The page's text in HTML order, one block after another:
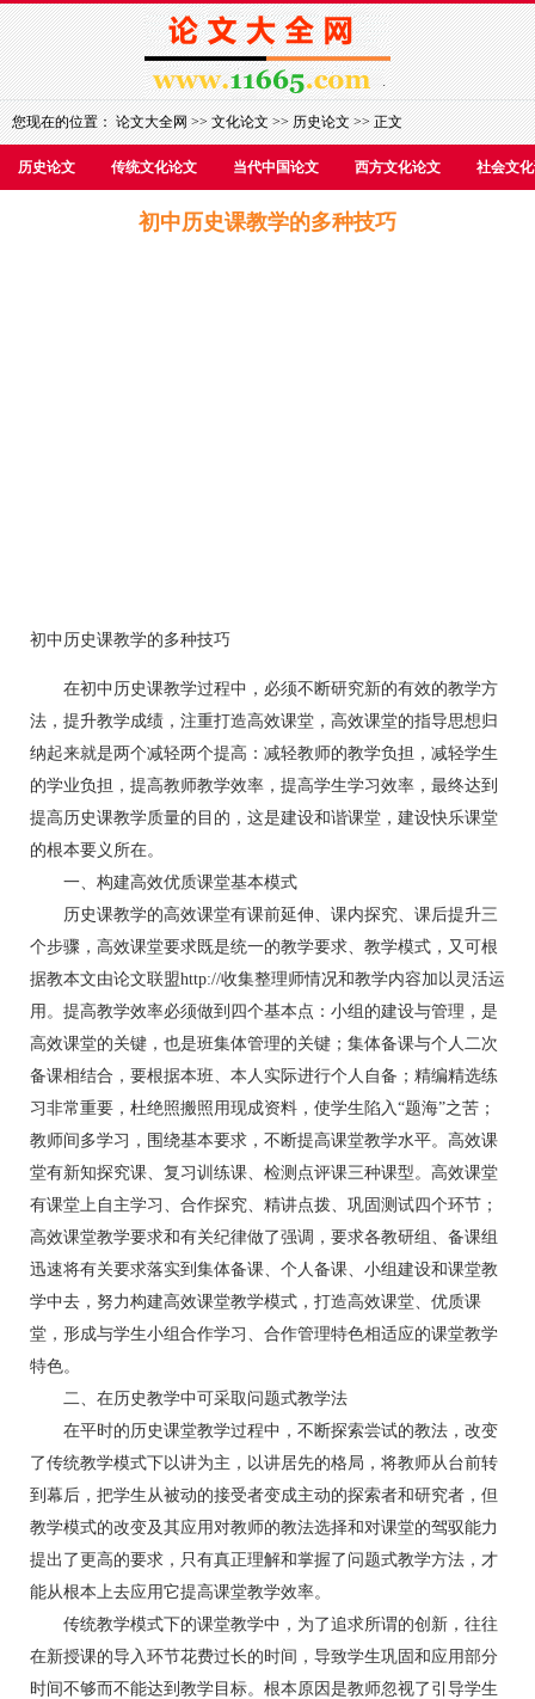
您现在的位置：论文大全网>>文化论文>>历史论文>> 正文
历史论文 传统文化论文 当代中国论文 西方文化论文 社会文
初中历史课教学的多种技巧
初中历史课教学的多种技巧
在初中历史课教学过程中，必须不断研究新的有效的教学方
法，提升教学成绩，注重打造高效课堂，高效课堂的指导思想归
纳起来就是两个减轻两个提高：减轻教师的教学负担，减轻学生
的学业负担，提高教师教学效率，提高学生学习效率，最终达到
提高历史课教学质量的目的，这是建设和谐课堂，建设快乐课堂
的根本要义所在。
一、构建高效优质课堂基本模式
历史课教学的高效课堂有课前延伸、课内探究、课后提升三
个步骤，高效课堂要求既是统一的教学要求、教学模式，又可根
据教本文由论文联盟http://收集整理师情况和教学内容加以灵活运
用。提高教学效率必须做到四个基本点：小组的建设与管理，是
高效课堂的关键，也是班集体管理的关键；集体备课与个人二次
备课相结合，要根据本班、本人实际进行个人自备；精编精选练
习非常重要，杜绝照搬照用现成资料，使学生陷入“题海”之苦；
教师间多学习，围绕基本要求，不断提高课堂教学水平。高效课
堂有新知探究课、复习训练课、检测点评课三种课型。高效课堂
有课堂上自主学习、合作探究、精讲点拨、巩固测试四个环节；
高效课堂教学要求和有关纪律做了强调，要求各教研组、备课组
迅速将有关要求落实到集体备课、个人备课、小组建设和课堂教
学中去，努力构建高效课堂教学模式，打造高效课堂、优质课
堂，形成与学生小组合作学习、合作管理特色相适应的课堂教学
特色。
二、在历史教学中可采取问题式教学法
在平时的历史课堂教学过程中，不断探索尝试的教法，改变
了传统教学模式下以讲为主，以讲居先的格局，将教师从台前转
到幕后，把学生从被动的接受者变成主动的探索者和研究者，但
教学模式的改变及其应用对教师的教法选择和对课堂的驾驭能力
提出了更高的要求，只有真正理解和掌握了问题式教学方法，才
能从根本上去应用它提高课堂教学效率。
传统教学模式下的课堂教学中，为了追求所谓的创新，往往
在新授课的导入环节花费过长的时间，导致学生巩固和应用部分
时间不够而不能达到教学目标。根本原因是教师忽视了引导学生